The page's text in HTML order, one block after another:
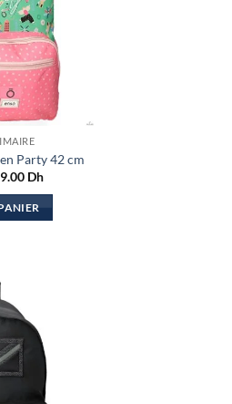
Party 42 cm
:
DhLe